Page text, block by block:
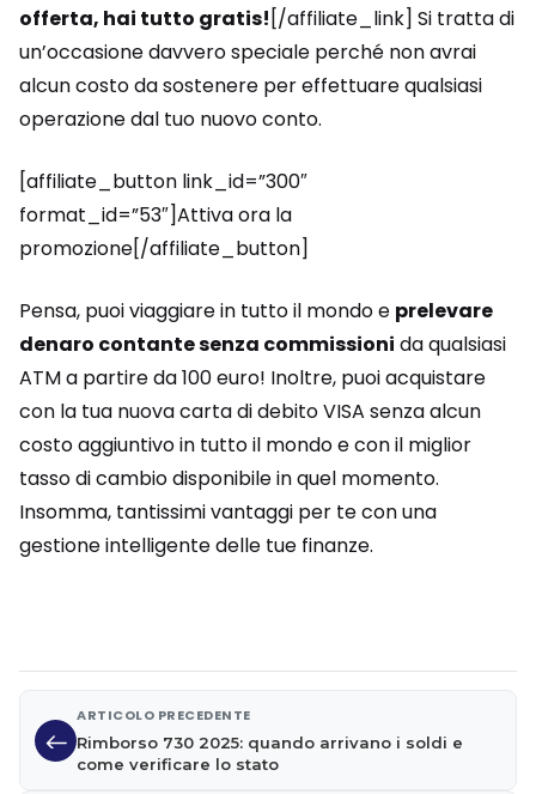
offerta, hai tutto gratis! [/affiliate_link] Si tratta di
un’occasione davvero speciale perché non avrai
alcun costo da sostenere per effettuare qualsiasi
operazione dal tuo nuovo conto.
[affiliate_button link_id=”300″
format_id=”53″]Attiva ora la
promozione[/affiliate_button]
Pensa, puoi viaggiare in tutto il mondo e prelevare
denaro contante senza commissioni da qualsiasi
ATM a partire da 100 euro! Inoltre, puoi acquistare
con la tua nuova carta di debito VISA senza alcun
costo aggiuntivo in tutto il mondo e con il miglior
tasso di cambio disponibile in quel momento.
Insomma, tantissimi vantaggi per te con una
gestione intelligente delle tue finanze.
ARTICOLO PRECEDENTE
Rimborso 730 2025: quando arrivano i soldi e
come verificare lo stato